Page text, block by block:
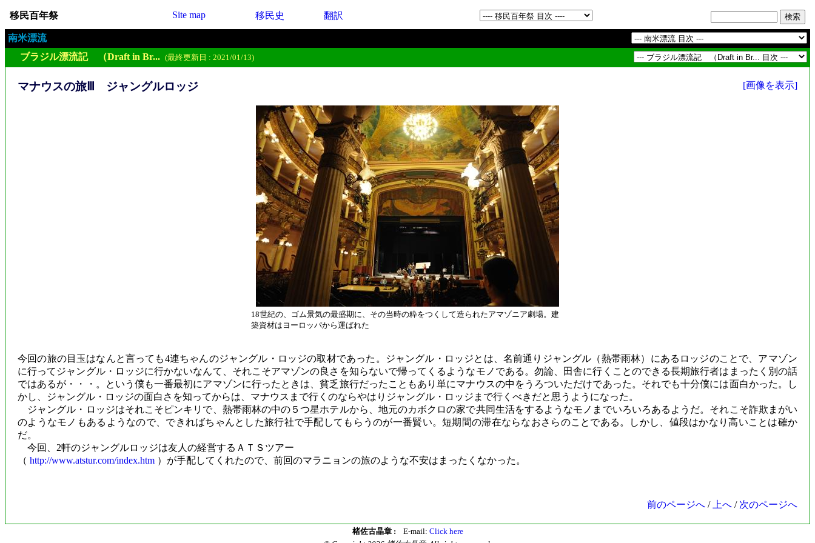
移民百年祭 Site map 移民史 翻訳
南米漂流
ブラジル漂流記 （Draft in Br... (最終更新日 : 2021/01/13)
マナウスの旅Ⅲ ジャングルロッジ [画像を表示]
18世紀の、ゴム景気の最盛期に、その当時の粋をつくして造られたアマゾニア劇場。建
築資材はヨーロッパから運ばれた
今回の旅の目玉はなんと言っても4連ちゃんのジャングル・ロッジの取材であった。ジャングル・ロッジとは、名前通りジャングル（熱帯雨林）にあるロッジのことで、アマゾン
に行ってジャングル・ロッジに行かないなんて、それこそアマゾンの良さを知らないで帰ってくるようなモノである。勿論、田舎に行くことのできる長期旅行者はまったく別の話
ではあるが・・・。という僕も一番最初にアマゾンに行ったときは、貧乏旅行だったこともあり単にマナウスの中をうろついただけであった。それでも十分僕には面白かった。し
かし、ジャングル・ロッジの面白さを知ってからは、マナウスまで行くのならやはりジャングル・ロッジまで行くべきだと思うようになった。
ジャングル・ロッジはそれこそピンキリで、熱帯雨林の中の５つ星ホテルから、地元のカボクロの家で共同生活をするようなモノまでいろいろあるようだ。それこそ詐欺まがい
のようなモノもあるようなので、できればちゃんとした旅行社で手配してもらうのが一番賢い。短期間の滞在ならなおさらのことである。しかし、値段はかなり高いことは確か
だ。
今回、2軒のジャングルロッジは友人の経営するＡＴＳツアー
（ http://www.atstur.com/index.htm ）が手配してくれたので、前回のマラニョンの旅のような不安はまったくなかった。
前のページへ / 上へ / 次のページへ
楮佐古晶章 : E-mail: Click here